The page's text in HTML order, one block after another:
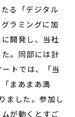
る「デジタル
ラミングに加
開発し、当社
。同部には計
トでは、「当
まあまあ満
ました。参加し
が動くとすご